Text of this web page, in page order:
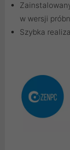
w wersji
Szybka